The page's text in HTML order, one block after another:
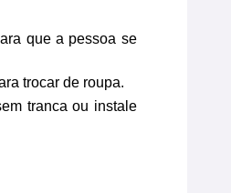
que a pessoa se
trocar de roupa.
tranca ou instale